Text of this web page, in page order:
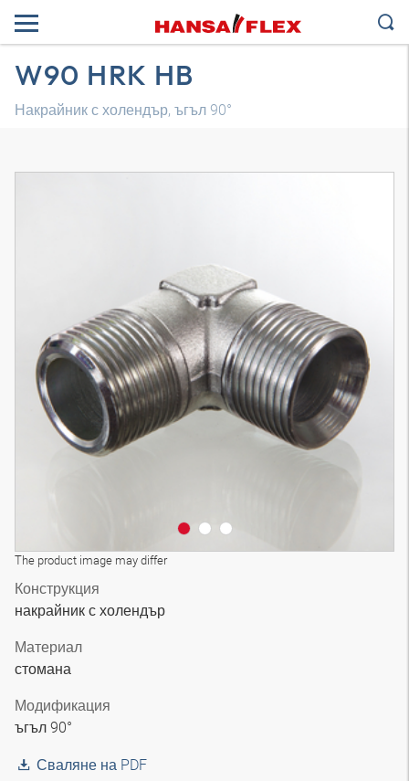
W90 HRK HB
Накрайник с холендър, ъгъл 90°
The product image may differ
3D модел
Конструкция
накрайник с холендър
Материал
стомана
Модификация
ъгъл 90°
Сваляне на PDF